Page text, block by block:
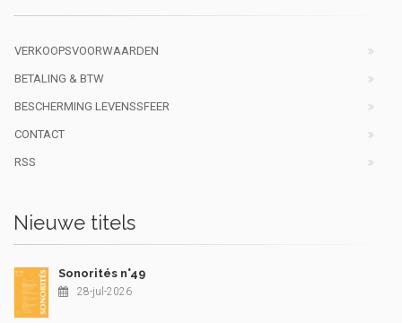
VERKOOPSVOORWAARDEN
BETALING & BTW
BESCHERMING LEVENSSFEER
CONTACT
RSS
Nieuwe titels
Sonorités n°49
28-jul-2026